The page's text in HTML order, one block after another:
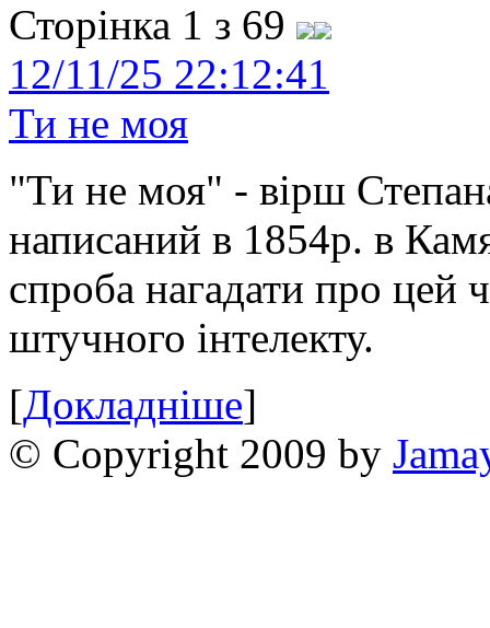
Сторінка 1 з 69
12/11/25 22:12:41
Ти не моя
"Ти не моя" - вірш
написаний в 1854р. в
спроба нагадати про цей
штучного інтелекту.
[Докладніше]
© Copyright 2009 by